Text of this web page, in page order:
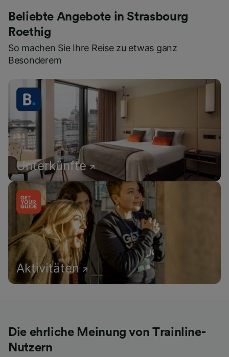
Beliebte Angebote in Strasbourg
Roethig
So machen Sie Ihre Reise zu etwas ganz
Besonderem
Unterkünfte
Aktivitäten
Die ehrliche Meinung von Trainline-
Nutzern